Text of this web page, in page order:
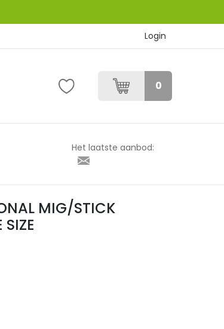
Login
0
Het laatste aanbod:
– ONE SIZE
MIG/STICK